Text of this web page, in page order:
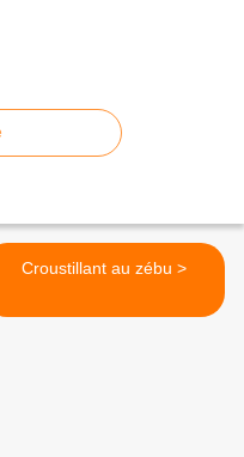
Croustillant au zébu >